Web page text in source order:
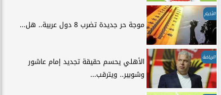
الأخبار
موجة حر جديدة تضرب 8 دول عربية.. هل...
الرياضة
الأهلي يحسم حقيقة تجديد إمام عاشور
وشوبير.. ويترقب...